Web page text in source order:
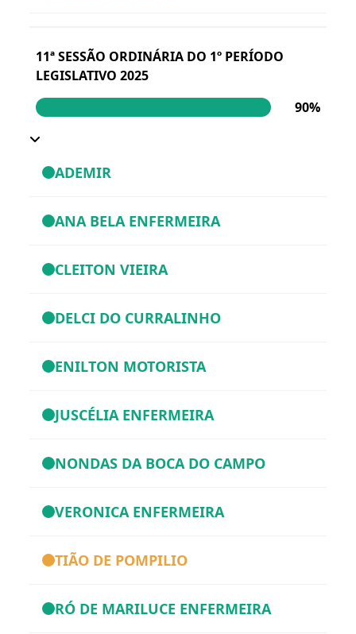
11ª SESSÃO ORDINÁRIA DO 1º PERÍODO
LEGISLATIVO 2025
90%
ADEMIR
ANA BELA ENFERMEIRA
CLEITON VIEIRA
DELCI DO CURRALINHO
ENILTON MOTORISTA
JUSCÉLIA ENFERMEIRA
NONDAS DA BOCA DO CAMPO
VERONICA ENFERMEIRA
TIÃO DE POMPILIO
RÓ DE MARILUCE ENFERMEIRA